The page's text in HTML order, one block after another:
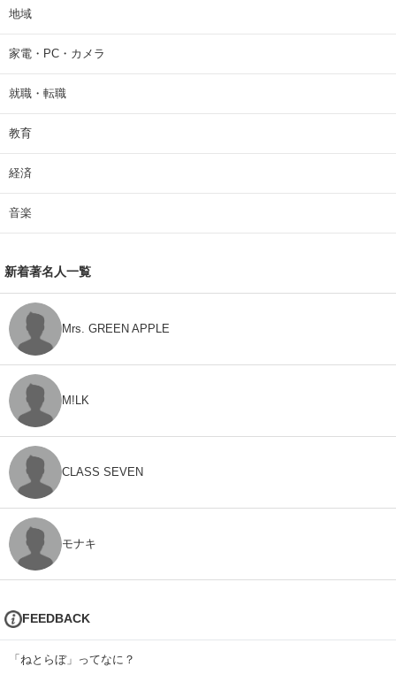
地域
家電・PC・カメラ
就職・転職
教育
経済
音楽
新着著名人一覧
Mrs. GREEN APPLE
M!LK
CLASS SEVEN
モナキ
FEEDBACK
「ねとらぼ」ってなに？